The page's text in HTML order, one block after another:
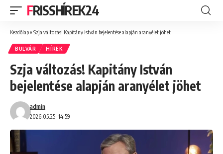
FRISSHÍREK24
Kezdőlap» Szja változás! Kapitány István bejelentése alapján aranyélet jöhet
BULVÁR HÍREK
Szja változás! Kapitány István
bejelentése alapján aranyélet jöhet
2026.05.25. 14:59
admin